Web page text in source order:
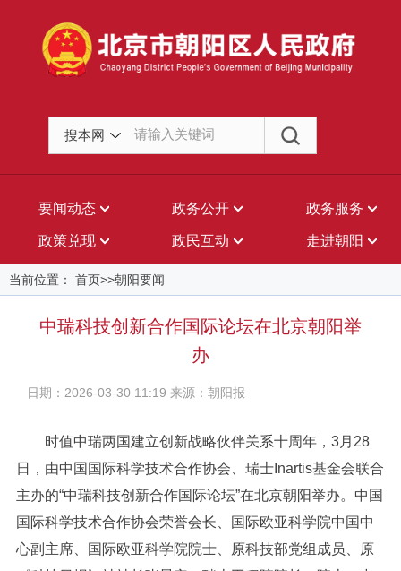
搜本网
要闻动态 政务公开 政务服务
政策兑现 政民互动 走进朝阳
当前位置： 首页>>朝阳要闻
中瑞科技创新合作国际论坛在北京朝阳举
办
日期：2026-03-30 11:19 来源：朝阳报
时值中瑞两国建立创新战略伙伴关系十周年，3月28
日，由中国国际科学技术合作协会、瑞士Inartis基金会联合
主办的“中瑞科技创新合作国际论坛”在北京朝阳举办。中国
国际科学技术合作协会荣誉会长、国际欧亚科学院中国中
心副主席、国际欧亚科学院院士、原科技部党组成员、原